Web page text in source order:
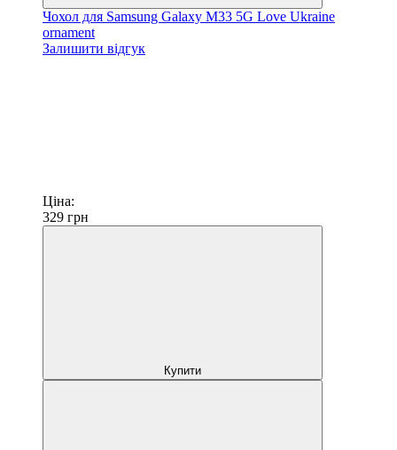
Чохол для Samsung Galaxy M33 5G Love Ukraine
ornament
Залишити відгук
Ціна:
329 грн
Купити